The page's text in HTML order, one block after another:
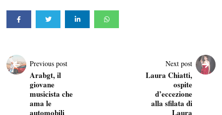
Previous post
Arabgt, il
giovane
musicista che
ama le
automobili
Next post
Laura Chiatti,
ospite
d’eccezione
alla sfilata di
Laura